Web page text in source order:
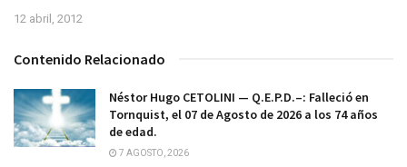
12 abril, 2012
Contenido Relacionado
Néstor Hugo CETOLINI — Q.E.P.D.–: Falleció en
Tornquist, el 07 de Agosto de 2026 a los 74 años
de edad.
7 AGOSTO, 2026